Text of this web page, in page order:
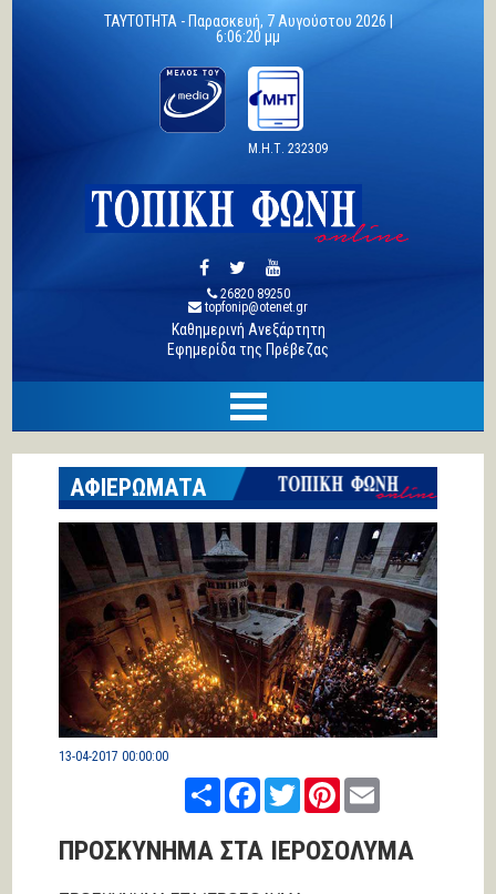
TAYTOTHTA - Παρασκευή, 7 Αυγούστου 2026 |
6:06:20 μμ
Μ.Η.Τ. 232309
26820 89250
topfonip@otenet.gr
Καθημερινή Ανεξάρτητη
Εφημερίδα της Πρέβεζας
ΑΦΙΕΡΩΜΑΤΑ
13-04-2017 00:00:00
ShareFacebook
TwitterPinterestEmail
ΠΡΟΣΚΥΝΗΜΑ ΣΤΑ ΙΕΡΟΣΟΛΥΜΑ